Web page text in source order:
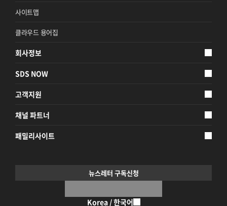
뉴스룸
이벤트/웨비나
채용
사이트맵
클라우드 용어집
회사정보
SDS NOW
고객지원
채널 파트너
패밀리사이트
뉴스레터 구독신청
Korea / 한국어